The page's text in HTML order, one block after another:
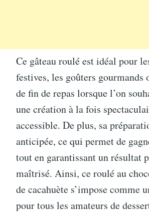
Ce gâteau roulé est idéal pour
festives, les goûters gourmands
de fin de repas lorsque l’on
une création à la fois
accessible. De plus, sa
anticipée, ce qui permet de
tout en garantissant un résultat
maîtrisé. Ainsi, ce roulé au
de cacahuète s’impose comme
pour tous les amateurs de